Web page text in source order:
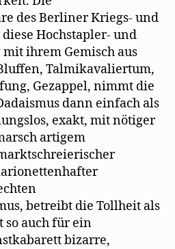
des Berliner Kriegs- und
Hochstapler- und
ihrem Gemisch aus
Talmikavaliertum,
Gezappel, nimmt die
dann einfach als
exakt, mit nötiger
artigem
betreibt die Tollheit als
so auch für ein
bizarre,